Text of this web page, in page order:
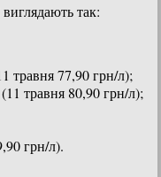
так:
травня 77,90 грн/л);
травня 80,90 грн/л);
грн/л).